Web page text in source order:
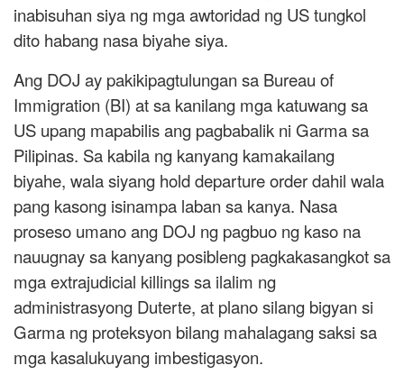
inabisuhan siya ng mga awtoridad ng US tungkol
dito habang nasa biyahe siya.
Ang DOJ ay pakikipagtulungan sa Bureau of
Immigration (BI) at sa kanilang mga katuwang sa
US upang mapabilis ang pagbabalik ni Garma sa
Pilipinas. Sa kabila ng kanyang kamakailang
biyahe, wala siyang hold departure order dahil wala
pang kasong isinampa laban sa kanya. Nasa
proseso umano ang DOJ ng pagbuo ng kaso na
nauugnay sa kanyang posibleng pagkakasangkot sa
mga extrajudicial killings sa ilalim ng
administrasyong Duterte, at plano silang bigyan si
Garma ng proteksyon bilang mahalagang saksi sa
mga kasalukuyang imbestigasyon.